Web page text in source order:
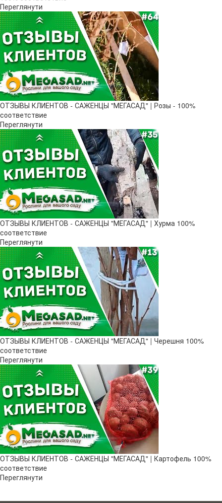
Переглянути
ОТЗЫВЫ КЛИЕНТОВ - САЖЕНЦЫ "МЕГАСАД" | Розы - 100%
соответствие
Переглянути
ОТЗЫВЫ КЛИЕНТОВ - САЖЕНЦЫ "МЕГАСАД" | Хурма 100%
соответствие
Переглянути
ОТЗЫВЫ КЛИЕНТОВ - САЖЕНЦЫ "МЕГАСАД" | Черешня 100%
соответствие
Переглянути
ОТЗЫВЫ КЛИЕНТОВ - САЖЕНЦЫ "МЕГАСАД" | Картофель 100%
соответствие
Переглянути